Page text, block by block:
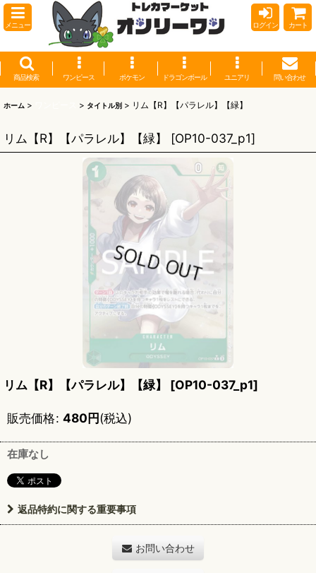
メニュー ログイン カート
商品検索 ワンピース ポケモン ドラゴンボール ユニアリ 問い合わせ
ホーム > > タイトル別 > リム【R】【パラレル】【緑】
リム【R】【パラレル】【緑】 [OP10-037_p1]
リム【R】【パラレル】【緑】 [OP10-037_p1]
販売価格: 480円(税込)
在庫なし
返品特約に関する重要事項
お問い合わせ